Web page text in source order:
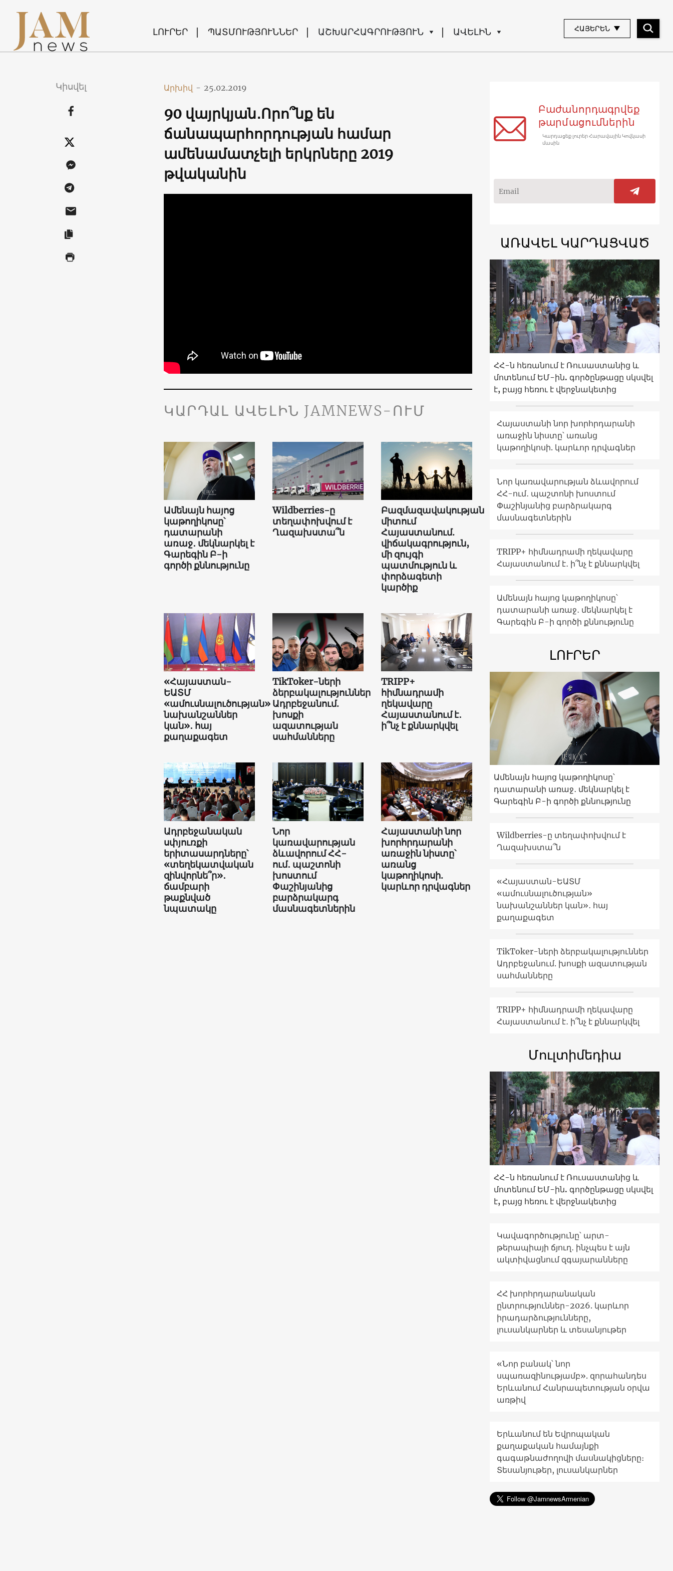
ԼՈՒՐԵՐ ՊԱՏՄՈՒԹՅՈՒՆՆԵՐ ԱՇԽԱՐՀԱԳՐՈՒԹՅՈՒՆ ԱՎԵԼԻՆ ՀԱՅԵՐԵՆ
Կիսվել Արխիվ - 25.02.2019
90 վայրկյան․Որո՞նք են
ճանապարհորդության համար
ամենամատչելի երկրները 2019
թվականին
ԿԱՐԴԱԼ ԱՎԵԼԻՆ JAMNEWS-ՈՒՄ
Ամենայն հայոց
կաթողիկոսը՝
դատարանի
առաջ․ մեկնարկել է
Գարեգին Բ-ի
գործի քննությունը
Wildberries-ը
տեղափոխվում է
Ղազախստա՞ն
Բազմազավակության
միտում
Հայաստանում.
վիճակագրություն,
մի զույգի
պատմություն և
փորձագետի
կարծիք
«Հայաստան-
ԵԱՏՄ
«ամուսնալուծության»
նախանշաններ
կան»․ հայ
քաղաքագետ
TikToker-ների
ձերբակալություններ
Ադրբեջանում.
խոսքի
ազատության
սահմանները
TRIPP+
հիմնադրամի
ղեկավարը
Հայաստանում է․
ի՞նչ է քննարկվել
Ադրբեջանական
սփյուռքի
երիտասարդները՝
«տեղեկատվական
զինվորնե՞ր»․
ճամբարի
թաքնված
նպատակը
Նոր
կառավարության
ձևավորում ՀՀ-
ում․ պաշտոնի
խոստում
Փաշինյանից
բարձրակարգ
մասնագետներին
Հայաստանի նոր
խորհրդարանի
առաջին նիստը՝
առանց
կաթողիկոսի.
կարևոր դրվագներ
Բաժանորդագրվեք
թարմացումներին
Կարդացեք լուրեր Հարավային Կովկասի
մասին
ԱՌԱՎԵԼ ԿԱՐԴԱՑՎԱԾ
ՀՀ-ն հեռանում է Ռուսաստանից և
մոտենում ԵՄ-ին. գործընթացը սկսվել
է, բայց հեռու է վերջնակետից
Հայաստանի նոր խորհրդարանի
առաջին նիստը՝ առանց
կաթողիկոսի. կարևոր դրվագներ
Նոր կառավարության ձևավորում
ՀՀ-ում․ պաշտոնի խոստում
Փաշինյանից բարձրակարգ
մասնագետներին
TRIPP+ հիմնադրամի ղեկավարը
Հայաստանում է․ ի՞նչ է քննարկվել
Ամենայն հայոց կաթողիկոսը՝
դատարանի առաջ․ մեկնարկել է
Գարեգին Բ-ի գործի քննությունը
ԼՈՒՐԵՐ
Ամենայն հայոց կաթողիկոսը՝
դատարանի առաջ․ մեկնարկել է
Գարեգին Բ-ի գործի քննությունը
Wildberries-ը տեղափոխվում է
Ղազախստա՞ն
«Հայաստան-ԵԱՏՄ
«ամուսնալուծության»
նախանշաններ կան»․ հայ
քաղաքագետ
TikToker-ների ձերբակալություններ
Ադրբեջանում. խոսքի ազատության
սահմանները
TRIPP+ հիմնադրամի ղեկավարը
Հայաստանում է․ ի՞նչ է քննարկվել
Մուլտիմեդիա
ՀՀ-ն հեռանում է Ռուսաստանից և
մոտենում ԵՄ-ին. գործընթացը սկսվել
է, բայց հեռու է վերջնակետից
Կավագործությունը՝ արտ-
թերապիայի ճյուղ․ ինչպես է այն
ակտիվացնում զգայարանները
ՀՀ խորհրդարանական
ընտրություններ-2026. կարևոր
իրադարձությունները,
լուսանկարներ և տեսանյութեր
«Նոր բանակ՝ նոր
սպառազինությամբ». զորահանդես
Երևանում Հանրապետության օրվա
առթիվ
Երևանում են Եվրոպական
քաղաքական համայնքի
գագաթնաժողովի մասնակիցները։
Տեսանյութեր, լուսանկարներ